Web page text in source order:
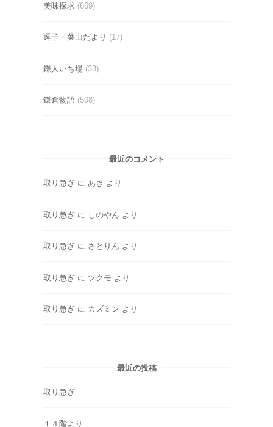
美味探求 (669)
逗子・葉山だより (17)
鎌人いち場 (33)
鎌倉物語 (508)
最近のコメント
取り急ぎ に あき より
取り急ぎ に しのやん より
取り急ぎ に さとりん より
取り急ぎ に ツクモ より
取り急ぎ に カズミン より
最近の投稿
取り急ぎ
１４階より